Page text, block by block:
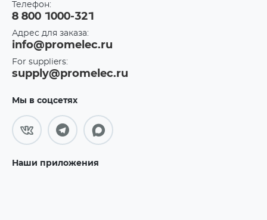
Телефон:
8 800 1000-321
Адрес для заказа:
info@promelec.ru
For suppliers:
supply@promelec.ru
Мы в соцсетях
Наши приложения